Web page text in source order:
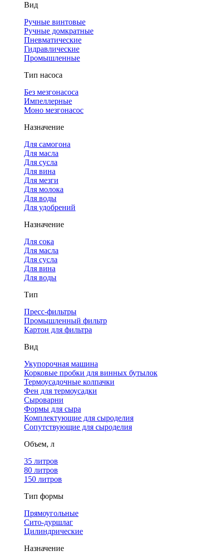
Вид
Ручные винтовые
Ручные домкратные
Пневматические
Гидравлические
Промышленные
Тип насоса
Без мезгонасоса
Импеллерные
Моно мезгонасос
Назначение
Для самогона
Для масла
Для сусла
Для вина
Для мезги
Для молока
Для воды
Для удобрений
Назначение
Для сока
Для масла
Для сусла
Для вина
Для воды
Тип
Пресс-фильтры
Промышленный фильтр
Картон для фильтра
Вид
Укупорочная машина
Корковые пробки для винных бутылок
Термоусадочные колпачки
Фен для термоусадки
Сыроварни
Формы для сыра
Комплектующие для сыроделия
Сопутствующие для сыроделия
Объем, л
35 литров
80 литров
150 литров
Тип формы
Прямоугольные
Сито-дуршлаг
Цилиндрические
Назначение